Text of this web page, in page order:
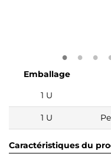
Emballage
1 U
1 U
Caractéristiques du